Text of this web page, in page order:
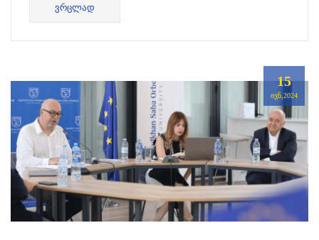
უნივერსიტეტის მიერ ორგანიზებულ საერთაშორისო...
ᲕᲠᲪᲚᲐᲓ
15
ᲘᲕᲜ,2024